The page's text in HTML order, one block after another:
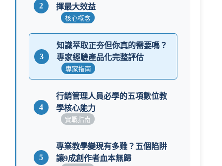
2
揮最大效益
核心概念
3
知識萃取正夯但你真的需要嗎？
專家經驗產品化完整評估
專家指南
4
行銷管理人員必學的五項數位教
學核心能力
實戰指南
5
專業教學變現有多難？五個陷阱
讓9成創作者血本無歸